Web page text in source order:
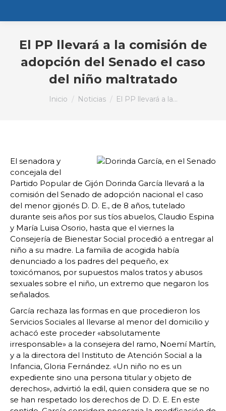
El PP llevará a la comisión de
adopción del Senado el caso
del niño maltratado
Estás aquí:
Inicio Noticias El PP llevará a la…
El senadora y
concejala del
Partido Popular de Gijón Dorinda García llevará a la
comisión del Senado de adopción nacional el caso
del menor gijonés D. D. E., de 8 años, tutelado
durante seis años por sus tíos abuelos, Claudio Espina
y María Luisa Osorio, hasta que el viernes la
Consejería de Bienestar Social procedió a entregar al
niño a su madre. La familia de acogida había
denunciado a los padres del pequeño, ex
toxicómanos, por supuestos malos tratos y abusos
sexuales sobre el niño, un extremo que negaron los
señalados.
García rechaza las formas en que procedieron los
Servicios Sociales al llevarse al menor del domicilio y
achacó este proceder «absolutamente
irresponsable» a la consejera del ramo, Noemí Martín,
y a la directora del Instituto de Atención Social a la
Infancia, Gloria Fernández. «Un niño no es un
expediente sino una persona titular y objeto de
derechos», advirtió la edil, quien considera que se no
se han respetado los derechos de D. D. E. En este